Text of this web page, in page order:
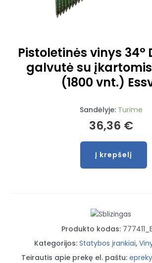
Pistoletinės vinys 34°
galvutė su
(1800 vnt.)
Sandėlyje: Turime
36,36 €
produkto
kiekis:
Formos
galvutė
su
Į krepšelį
Produkto kodas:
Kategorijos: Statybos įrankiai,
Teirautis apie prekę el. paštu: